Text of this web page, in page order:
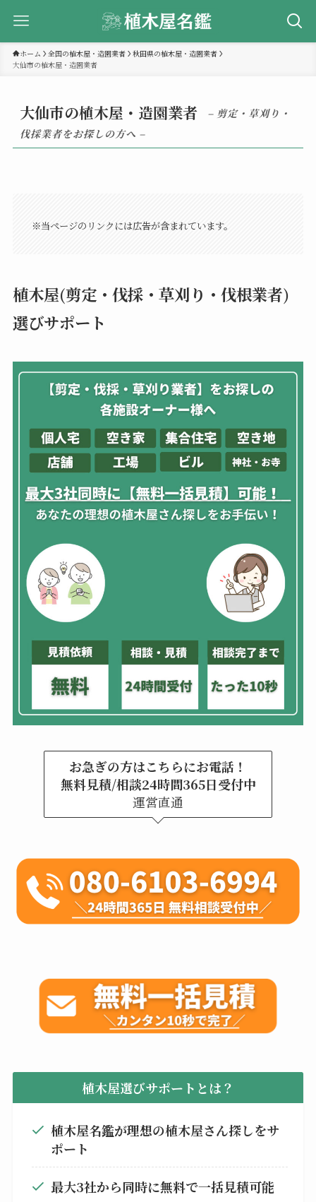
ホーム 全国の植木屋・造園業者
秋田県の植木屋・造園業者
大仙市の植木屋・造園業者
大仙市の植木屋・造園業者
– 剪定・草刈り・
伐採業者をお探しの方へ –
※当ページのリンクには広告が含まれています。
植木屋(剪定・伐採・草刈り・伐根業者)
選びサポート
お急ぎの方はこちらにお電話！
無料見積/相談24時間365日受付中
運営直通
植木屋選びサポートとは？
植木屋名鑑が理想の植木屋さん探しをサ
ポート
最大3社から同時に無料で一括見積可能